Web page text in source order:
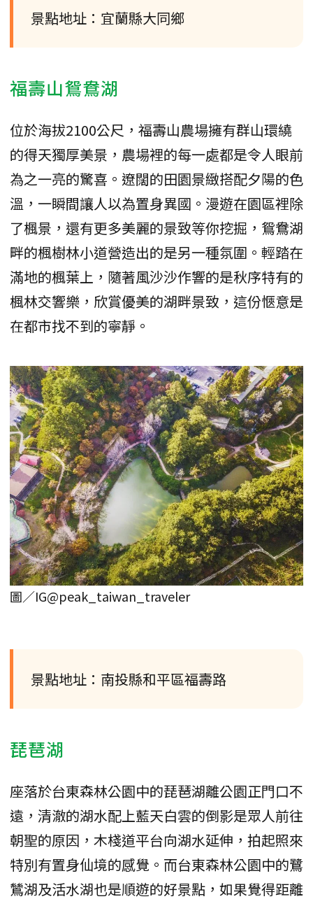
景點地址：宜蘭縣大同鄉
福壽山鴛鴦湖
位於海拔2100公尺，福壽山農場擁有群山環繞
的得天獨厚美景，農場裡的每一處都是令人眼前
為之一亮的驚喜。遼闊的田園景緻搭配夕陽的色
溫，一瞬間讓人以為置身異國。漫遊在園區裡除
了楓景，還有更多美麗的景致等你挖掘，鴛鴦湖
畔的楓樹林小道營造出的是另一種氛圍。輕踏在
滿地的楓葉上，隨著風沙沙作響的是秋序特有的
楓林交響樂，欣賞優美的湖畔景致，這份愜意是
在都市找不到的寧靜。
圖／IG@peak_taiwan_traveler
景點地址：南投縣和平區福壽路
琵琶湖
座落於台東森林公園中的琵琶湖離公園正門口不
遠，清澈的湖水配上藍天白雲的倒影是眾人前往
朝聖的原因，木棧道平台向湖水延伸，拍起照來
特別有置身仙境的感覺。而台東森林公園中的鷺
鷥湖及活水湖也是順遊的好景點，如果覺得距離